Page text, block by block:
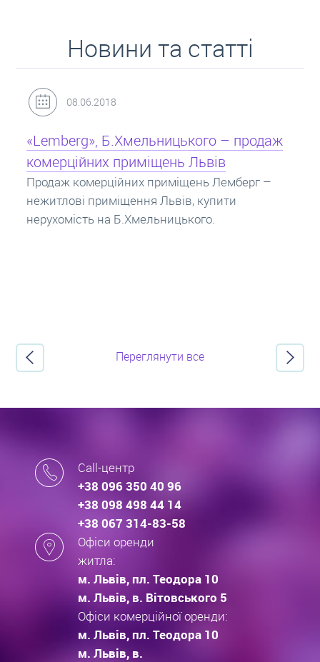
Новини та статті
31.05.2018
Кредит під заставу нерухомості: іпотека
Іпотека на квартиру – кредит на житло під
заставу нерухомості. Купити в іпотеку – що
потрібно знати? Консультація від Експертів
про іпотечні кредити.
Переглянути все
Call-центр
+38 096 350 40 96
+38 098 498 44 14
+38 067 314-83-58
Офіси оренди
житла:
м. Львів, пл. Теодора 10
м. Львів, в. Вітовського 5
Офіси комерційної оренди:
м. Львів, пл. Теодора 10
м. Львів, в.